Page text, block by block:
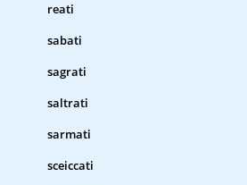
reati
sabati
sagrati
saltrati
sarmati
sceiccati